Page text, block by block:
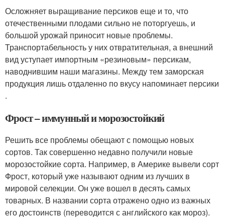
Осложняет выращивание персиков еще и то, что
отечественными плодами сильно не поторгуешь, и
большой урожай приносит новые проблемы.
Транспортабельность у них отвратительная, а внешний
вид уступает импортным «резиновым» персикам,
наводнившим наши магазины. Между тем заморская
продукция лишь отдаленно по вкусу напоминает персики
.
Фрост – иммунный и морозостойкий
Решить все проблемы обещают с помощью новых
сортов. Так совершенно недавно получили новые
морозостойкие сорта. Например, в Америке вывели сорт
Фрост, который уже называют одним из лучших в
мировой селекции. Он уже вошел в десять самых
товарных. В названии сорта отражено одно из важных
его достоинств (переводится с английского как мороз).